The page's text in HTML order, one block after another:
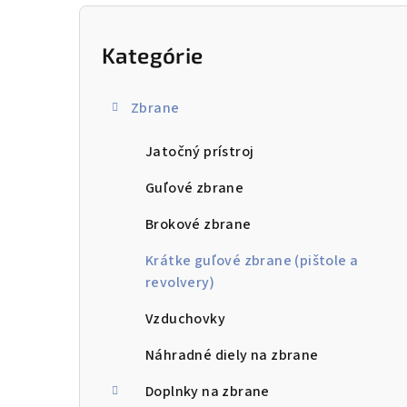
B
Preskočiť
kategórie
Kategórie
Zbrane
Jatočný prístroj
Guľové zbrane
Brokové zbrane
Krátke guľové zbrane (pištole a
revolvery)
Vzduchovky
Náhradné diely na zbrane
Doplnky na zbrane